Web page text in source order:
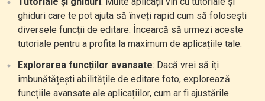
ghiduri care te pot ajuta să înveți rapid cum să folosești
diversele funcții de editare. Încearcă să urmezi aceste
tutoriale pentru a profita la maximum de aplicațiile tale.
Explorarea funcțiilor avansate: Dacă vrei să îți
îmbunătățești abilitățile de editare foto, explorează
funcțiile avansate ale aplicațiilor, cum ar fi ajustările